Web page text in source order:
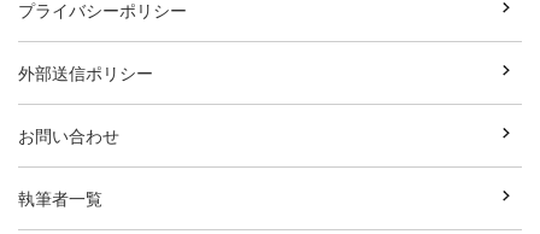
プライバシーポリシー
外部送信ポリシー
お問い合わせ
執筆者一覧